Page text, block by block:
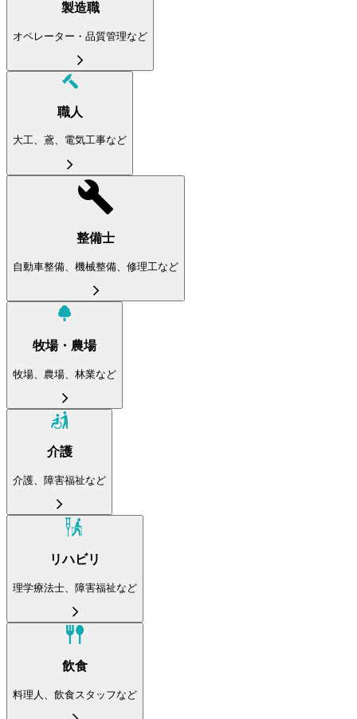
製造職
オペレーター・品質管理など
職人
大工、鳶、電気工事など
整備士
自動車整備、機械整備、修理工など
牧場・農場
牧場、農場、林業など
介護
介護、障害福祉など
リハビリ
理学療法士、障害福祉など
飲食
料理人、飲食スタッフなど